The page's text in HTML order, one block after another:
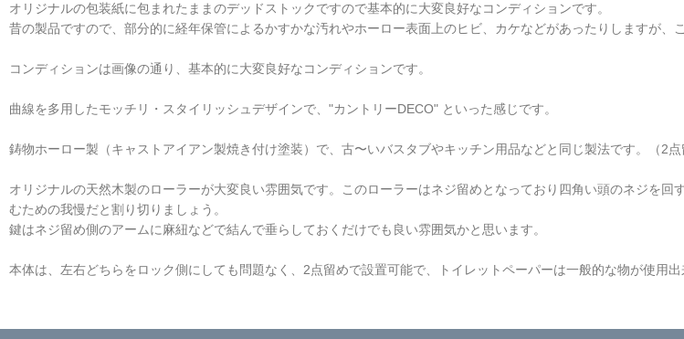
オリジナルの包装紙に包まれたままのデッドストックですので基本的に大変良好なコンディションです。
昔の製品ですので、部分的に経年保管によるかすかな汚れやホーロー表面上のヒビ、カケなどがあったりしますが、
コンディションは画像の通り、基本的に大変良好なコンディションです。
曲線を多用したモッチリ・スタイリッシュデザインで、"カントリーDECO" といった感じです。
鋳物ホーロー製（キャストアイアン製焼き付け塗装）で、古〜いバスタブやキッチン用品などと同じ製法です。（2点
オリジナルの天然木製のローラーが大変良い雰囲気です。このローラーはネジ留めとなっており四角い頭のネジを
むための我慢だと割り切りましょう。
鍵はネジ留め側のアームに麻紐などで結んで垂らしておくだけでも良い雰囲気かと思います。
本体は、左右どちらをロック側にしても問題なく、2点留めで設置可能で、トイレットペーパーは一般的な物が使用出